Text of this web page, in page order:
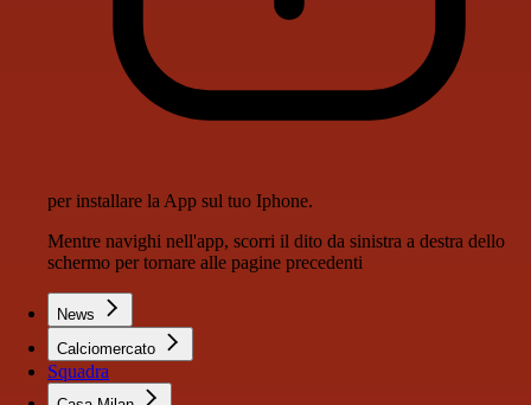
per installare la App sul tuo Iphone.
Mentre navighi nell'app, scorri il dito da sinistra a destra dello
schermo per tornare alle pagine precedenti
News
Calciomercato
Squadra